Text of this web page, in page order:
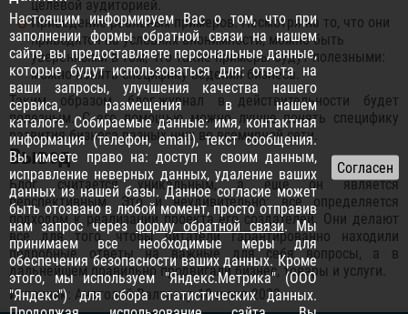
целевой аудиторией.
Приведение реальных примеров. Несмотря на то, что они
приводятся на условиях анонимности, можно быть
уверенными в том, что такие примеры будут полезными:
можно понять специфику ведения бизнеса.
Таким образом, блог-журнал в действительности будет
полезным. С его помощью можно лучше понять специфику
развития бизнеса разных ниш во всемирной сети.
Вывод
Блог считается уникальным, а еще он является
перспективным. Это и неудивительно: все определяется
подходом к реализации проекта его создателей. Они делают
все для того, чтобы читатели гарантированно находили
подробные ответы на важные для себя вопросы, а в
дальнейшем правильно продвигали бизнес, товары и услуги.
Источник: Анатолий Валтасар 10 июня 2023
Настоящим информируем Вас о том, что при
заполнении формы обратной связи на нашем
сайте, вы предоставляете персональные данные,
которые будут использоваться для: ответа на
ваши запросы, улучшения качества нашего
сервиса, размещения в нашем
каталоге. Собираемые данные: имя, контактная
информация (телефон, email), текст сообщения.
Вы имеете право на: доступ к своим данным,
исправление неверных данных, удаление ваших
данных из нашей базы. Данное согласие может
быть отозвано в любой момент, просто отправив
нам запрос черезформу обратной связи. Мы
принимаем все необходимые меры для
обеспечения безопасности ваших данных. Кроме
этого, мы используем "Яндекс.Метрика" (ООО
"Яндекс") для сбора статистических данных.